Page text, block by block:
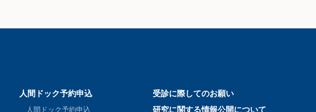
人間ドック予約申込
人間ドック予約申込
受診に際してのお願い
研究に関する情報公開について